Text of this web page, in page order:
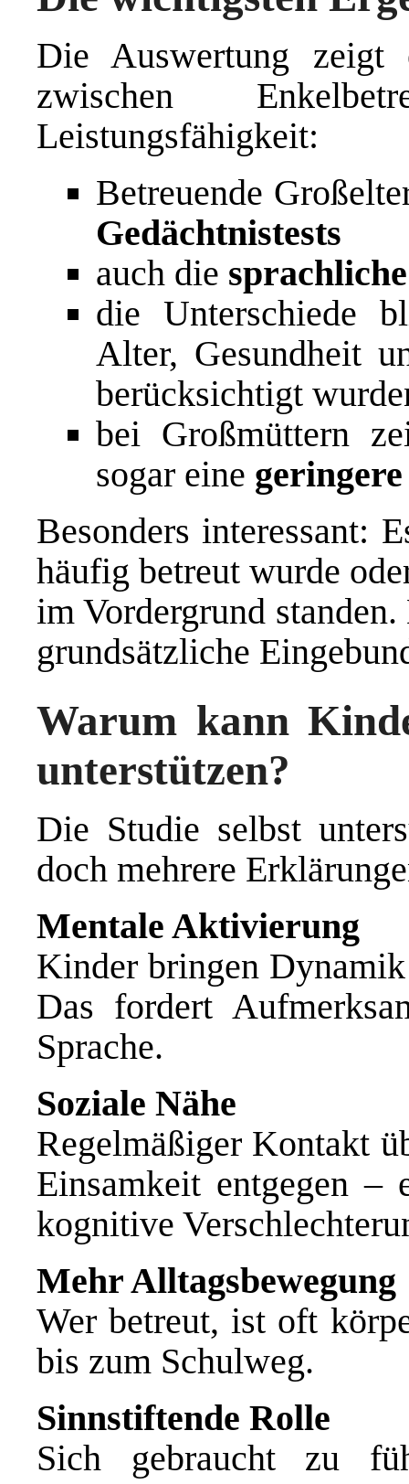
Die Auswertung zeigt
zwischen
Leistungsfähigkeit:
Betreuende
Gedächtnistests
auch die
die Unterschiede
Alter, Gesundheit
berücksichtigt
bei Großmüttern
sogar eine
Besonders interessant:
häufig betreut wurde
im Vordergrund
grundsätzliche
Warum kann
unterstützen?
Die Studie selbst
doch mehrere
Mentale Aktivierung
Kinder bringen
Das fordert
Sprache.
Soziale Nähe
Regelmäßiger Kontakt
Einsamkeit entgegen
kognitive
Mehr Alltagsbewegung
Wer betreut, ist oft
bis zum Schulweg.
Sinnstiftende Rolle
Sich gebraucht zu